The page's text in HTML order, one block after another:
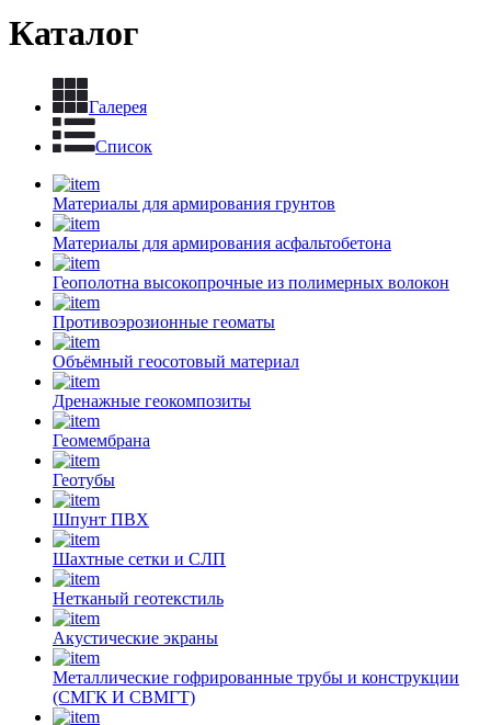
Каталог
Галерея
Список
Материалы для армирования грунтов
Материалы для армирования асфальтобетона
Геополотна высокопрочные из полимерных волокон
Противоэрозионные геоматы
Объёмный геосотовый материал
Дренажные геокомпозиты
Геомембрана
Геотубы
Шпунт ПВХ
Шахтные сетки и СЛП
Нетканый геотекстиль
Акустические экраны
Металлические гофрированные трубы и конструкции
(СМГК И СВМГТ)